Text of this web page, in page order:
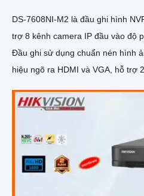
DS-7608NI-M2 là đầu ghi hình
trợ 8 kênh camera IP đầu vào độ
Đầu ghi sử dụng chuẩn nén hình
hiệu ngõ ra HDMI và VGA, hỗ trợ